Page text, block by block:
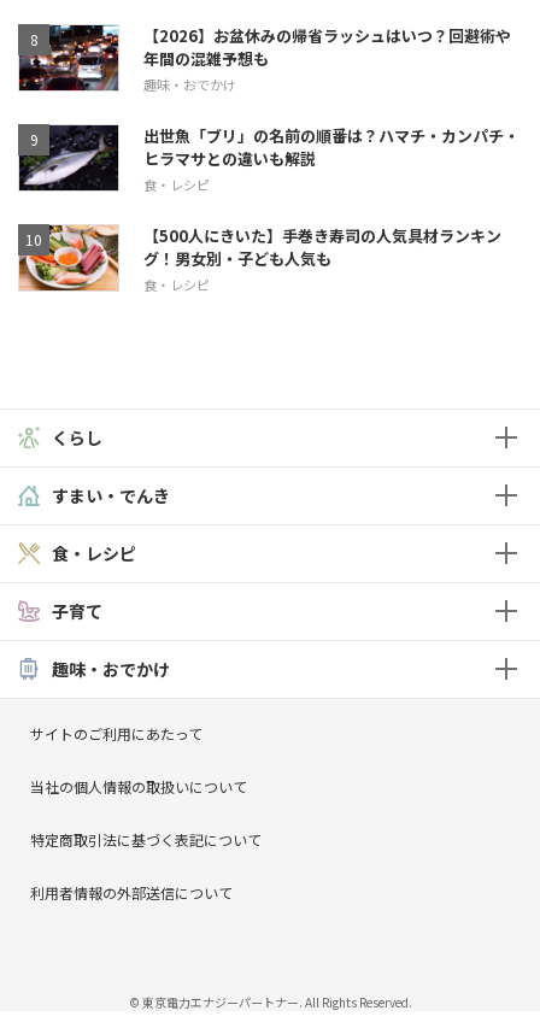
【2026】お盆休みの帰省ラッシュはいつ？回避術や
年間の混雑予想も
趣味・おでかけ
出世魚「ブリ」の名前の順番は？ハマチ・カンパチ・
ヒラマサとの違いも解説
食・レシピ
【500人にきいた】手巻き寿司の人気具材ランキン
グ！男女別・子ども人気も
食・レシピ
くらし
すまい・でんき
食・レシピ
子育て
趣味・おでかけ
サイトのご利用にあたって
当社の個人情報の取扱いについて
特定商取引法に基づく表記について
利用者情報の外部送信について
© 東京電力エナジーパートナー. All Rights Reserved.